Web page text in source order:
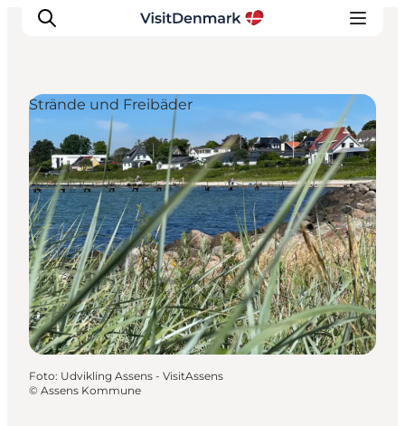
Inspiration
Regionen
Erlebnisse
Unterkünfte
Reiseplanung
Strände und Freibäder
Foto: Udvikling Assens - VisitAssens
© Assens Kommune